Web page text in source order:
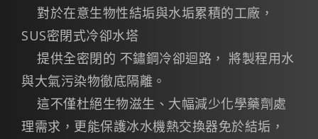
對於在意生物性結垢與水垢累積的工廠，
SUS密閉式冷卻水塔
提供全密閉的 不鏽鋼冷卻迴路， 將製程用水
與大氣污染物徹底隔離。
這不僅杜絕生物滋生、大幅減少化學藥劑處
理需求，更能保護冰水機熱交換器免於結垢，